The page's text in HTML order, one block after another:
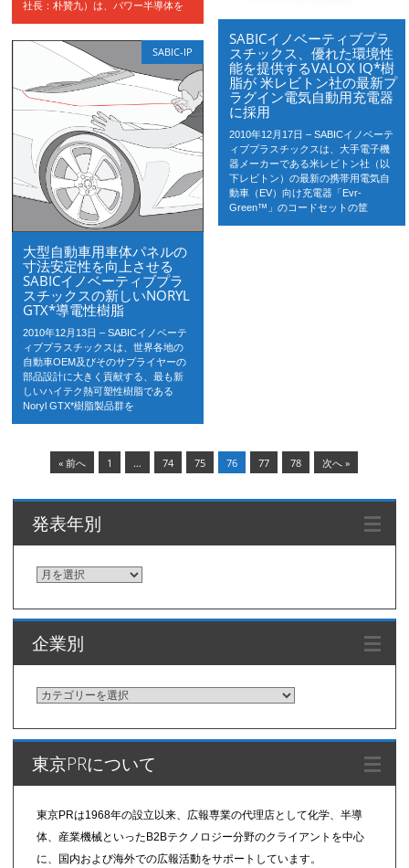
社長：朴贊九）は、パワー半導体を
SABICイノベーティブプラ
スチックス、優れた環境性
能を提供するVALOX IQ*樹
脂が 米レビトン社の最新プ
ラグイン電気自動用充電器
に採用
2010年12月17日 – SABICイノベーテ
ィブプラスチックスは、大手電子機
器メーカーである米レビトン社（以
下レビトン）の最新の携帯用電気自
動車（EV）向け充電器「Evr-
Green™」のコードセットの筐
SABIC-IP
大型自動車用車体パネルの
寸法安定性を向上させる
SABICイノベーティブプラ
スチックスの新しいNORYL
GTX*導電性樹脂
2010年12月13日 – SABICイノベーテ
ィブプラスチックスは、世界各地の
自動車OEM及びそのサプライヤーの
部品設計に大きく貢献する、最も新
しいハイテク熱可塑性樹脂である
Noryl GTX*樹脂製品群を
« 前へ 1 … 74 75 76 77 78 次へ »
発表年別
発
年
別
企業別
企
別
東京PRについて
東京PRは1968年の設立以来、広報専業の代理店として化学、半導
体、産業機械といったB2Bテクノロジー分野のクライアントを中心
に、国内および海外での広報活動をサポートしています。